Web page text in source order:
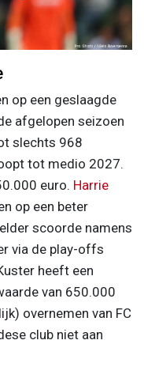
op een geslaagde
afgelopen seizoen
slechts 968
tot medio 2027.
euro. Harrie
op een beter
scoorde namens
via de play-offs
heeft een
van 650.000
overnemen van FC
club niet aan